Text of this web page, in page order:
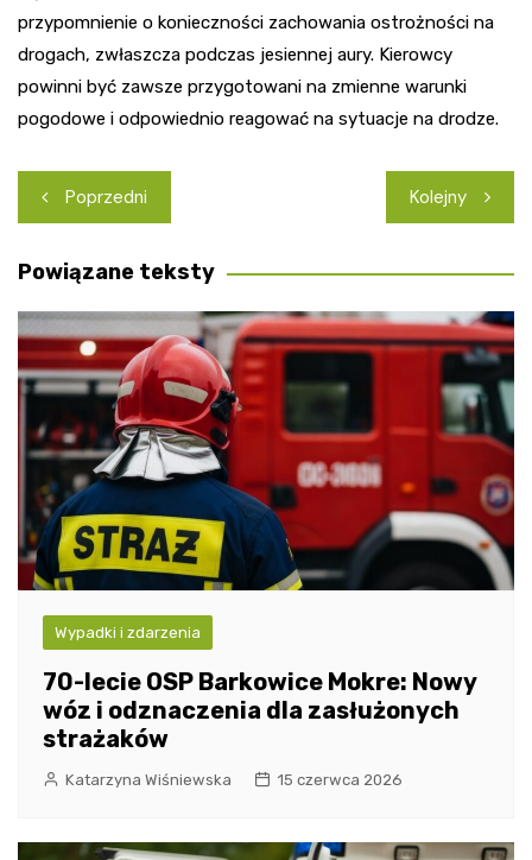
przypomnienie o konieczności zachowania ostrożności na
drogach, zwłaszcza podczas jesiennej aury. Kierowcy
powinni być zawsze przygotowani na zmienne warunki
pogodowe i odpowiednio reagować na sytuacje na drodze.
Nawigacja
wpisu
Poprzedni Kolejny
Powiązane teksty
Wypadki i zdarzenia
70-lecie OSP Barkowice Mokre: Nowy
wóz i odznaczenia dla zasłużonych
strażaków
Katarzyna Wiśniewska 15 czerwca 2026